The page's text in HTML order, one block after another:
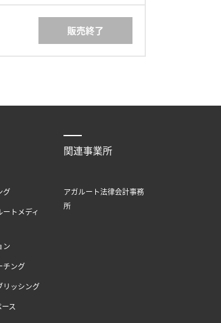
販売終了
グ
トメディ
ン
チング
リッシング
ス
関連事業所
アガルート法律会計事務
所